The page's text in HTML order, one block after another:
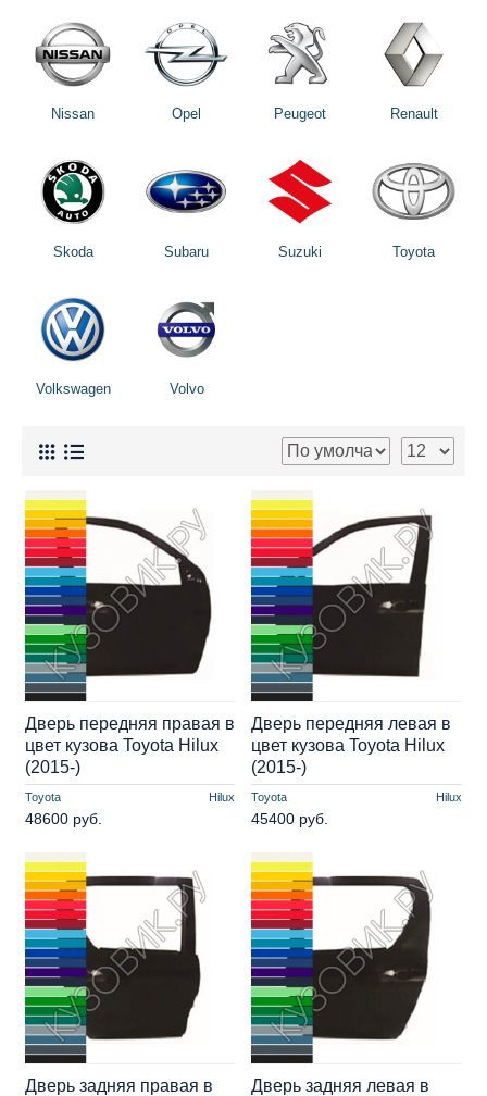
Nissan Opel Peugeot Renault
Skoda Subaru Suzuki Toyota
Volkswagen Volvo
Toyota Hilux
Дверь передняя правая в
цвет кузова Toyota Hilux
(2015-)
48600 руб.
Toyota Hilux
Дверь передняя левая в
цвет кузова Toyota Hilux
(2015-)
45400 руб.
Дверь задняя правая в Дверь задняя левая в